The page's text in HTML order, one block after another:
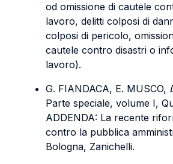
od omissione di cautele
lavoro, delitti colposi di
colposi di pericolo,
cautele contro disastri o
lavoro).
G. FIANDACA, E. MUSCO,
Parte speciale, volume I,
ADDENDA: La recente
contro la pubblica
Bologna, Zanichelli.